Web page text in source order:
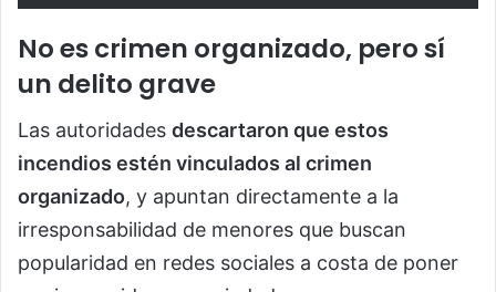
No es crimen organizado, pero sí
un delito grave
Las autoridades descartaron que estos
incendios estén vinculados al crimen
organizado, y apuntan directamente a la
irresponsabilidad de menores que buscan
popularidad en redes sociales a costa de poner